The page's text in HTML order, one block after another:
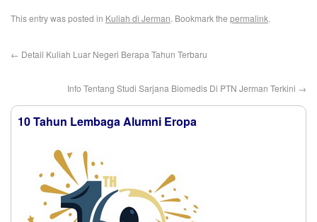
This entry was posted in Kuliah di Jerman. Bookmark the permalink.
← Detail Kuliah Luar Negeri Berapa Tahun Terbaru
Info Tentang Studi Sarjana Biomedis Di PTN Jerman Terkini →
10 Tahun Lembaga Alumni Eropa